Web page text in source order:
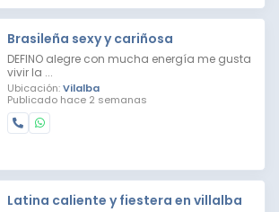
Brasileña sexy y cariñosa
DEFINO alegre con mucha energía me gusta
vivir la ...
Ubicación:Vilalba
Publicado hace 2 semanas
Latina caliente y fiestera en villalba